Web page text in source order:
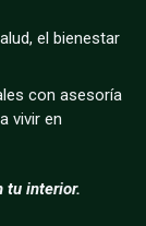
el bienestar
con asesoría
vivir en
tu interior.